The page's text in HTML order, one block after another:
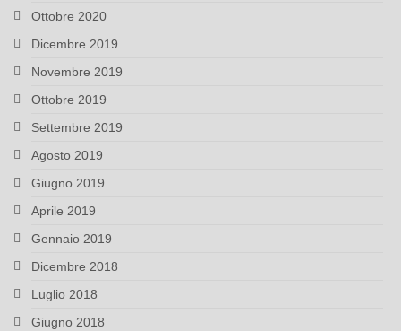
Ottobre 2020
Dicembre 2019
Novembre 2019
Ottobre 2019
Settembre 2019
Agosto 2019
Giugno 2019
Aprile 2019
Gennaio 2019
Dicembre 2018
Luglio 2018
Giugno 2018